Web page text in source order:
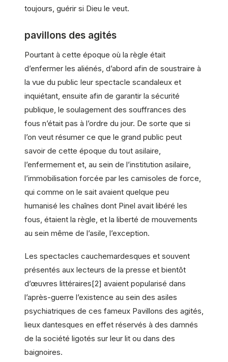
toujours, guérir si Dieu le veut.
pavillons des agités
Pourtant à cette époque où la règle était
d’enfermer les aliénés, d’abord afin de soustraire à
la vue du public leur spectacle scandaleux et
inquiétant, ensuite afin de garantir la sécurité
publique, le soulagement des souffrances des
fous n’était pas à l’ordre du jour. De sorte que si
l’on veut résumer ce que le grand public peut
savoir de cette époque du tout asilaire,
l’enfermement et, au sein de l’institution asilaire,
l’immobilisation forcée par les camisoles de force,
qui comme on le sait avaient quelque peu
humanisé les chaînes dont Pinel avait libéré les
fous, étaient la règle, et la liberté de mouvements
au sein même de l’asile, l’exception.
Les spectacles cauchemardesques et souvent
présentés aux lecteurs de la presse et bientôt
d’œuvres littéraires[2] avaient popularisé dans
l’après-guerre l’existence au sein des asiles
psychiatriques de ces fameux Pavillons des agités,
lieux dantesques en effet réservés à des damnés
de la société ligotés sur leur lit ou dans des
baignoires.